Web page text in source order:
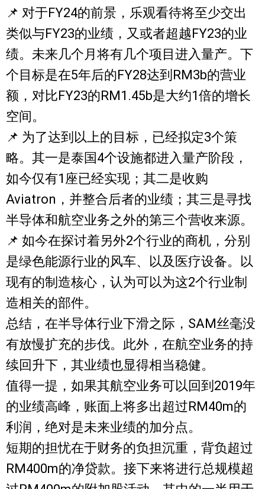
📌 对于FY24的前景，乐观看待将至少交出
类似与FY23的业绩，又或者超越FY23的业
绩。未来几个月将有几个项目进入量产。下
个目标是在5年后的FY28达到RM3b的营业
额，对比FY23的RM1.45b是大约1倍的增长
空间。
📌 为了达到以上的目标，已经拟定3个策
略。其一是泰国4个设施都进入量产阶段，
如今仅有1座已经实现；其二是收购
Aviatron，并整合后者的业绩；其三是寻找
半导体和航空业务之外的第三个营收来源。
📌 如今在探讨着另外2个行业的商机，分别
是绿色能源行业的风车、以及医疗设备。以
现有的制造核心，认为可以为这2个行业制
造相关的部件。
总结，在半导体行业下滑之际，SAM丝毫没
有放慢扩充的步伐。此外，在航空业务的持
续回升下，其业绩也显得相当稳健。
值得一提，如果其航空业务可以回到2019年
的业绩高峰，账面上将多出超过RM40m的
利润，绝对是未来业绩的加分点。
短期的担忧在于财务的负担沉重，背负超过
RM400m的净贷款。接下来将进行总规模超